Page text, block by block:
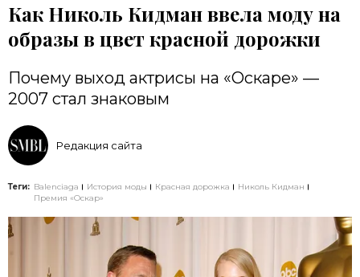
Как Николь Кидман ввела моду на
образы в цвет красной дорожки
Почему выход актрисы на «Оскаре» —
2007 стал знаковым
Редакция сайта
Теги: Balenciaga История моды Красная дорожка
Николь Кидман
Премия «Оскар»